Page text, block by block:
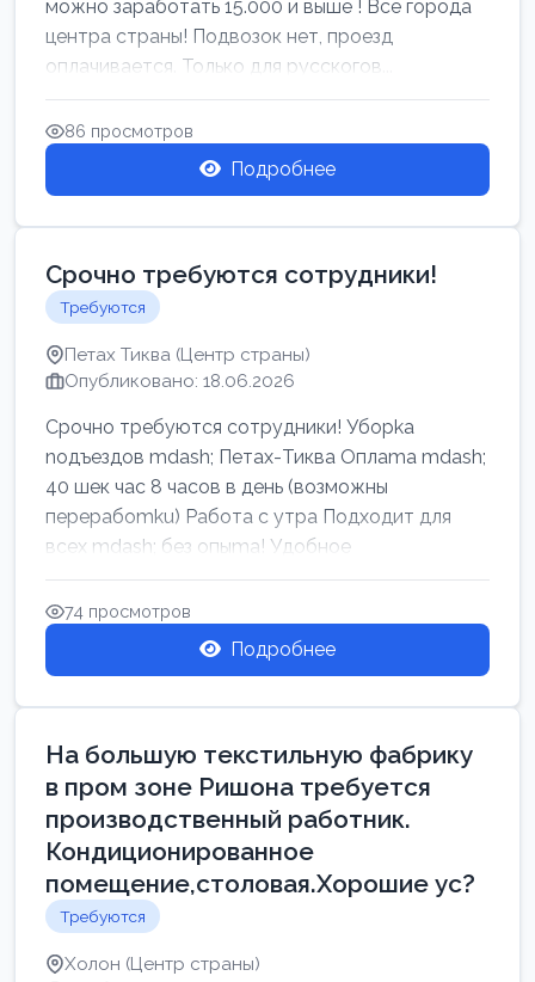
можно заработать 15.000 и выше ! Все города
центра страны! Подвозок нет, проезд
оплачивается. Только для русскогов...
86 просмотров
Подробнее
Срочно требуются сотрудники!
Требуются
Петах Тиква (Центр страны)
Опубликовано: 18.06.2026
Срочно требуются сотрудники! Убоpkа
noдъездов mdash; Петах-Тиква Оплаma mdash;
40 шек час 8 часов в день (возможны
перерабоmku) Работа с утpa Подходит для
всех mdash; без опыma! Удобное
раcnoложение Н...
74 просмотров
Подробнее
На большую текстильную фабрику
в пром зоне Ришона требуется
производственный работник.
Кондиционированное
помещение,столовая.Хорошие ус?
Требуются
Холон (Центр страны)